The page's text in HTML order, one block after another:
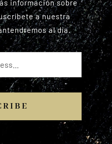
información sobre
a nuestra
al día.